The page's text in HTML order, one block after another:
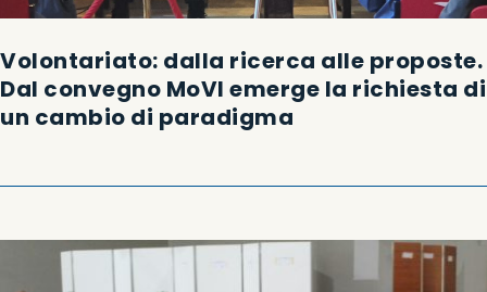
Volontariato: dalla ricerca alle proposte.
Dal convegno MoVI emerge la richiesta di
un cambio di paradigma